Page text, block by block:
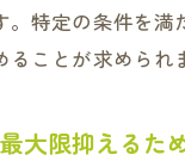
。特定の条件を
ることが求められ
大限抑えるた